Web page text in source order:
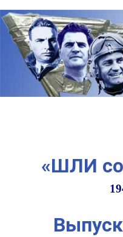
Наверх
«ШЛИ